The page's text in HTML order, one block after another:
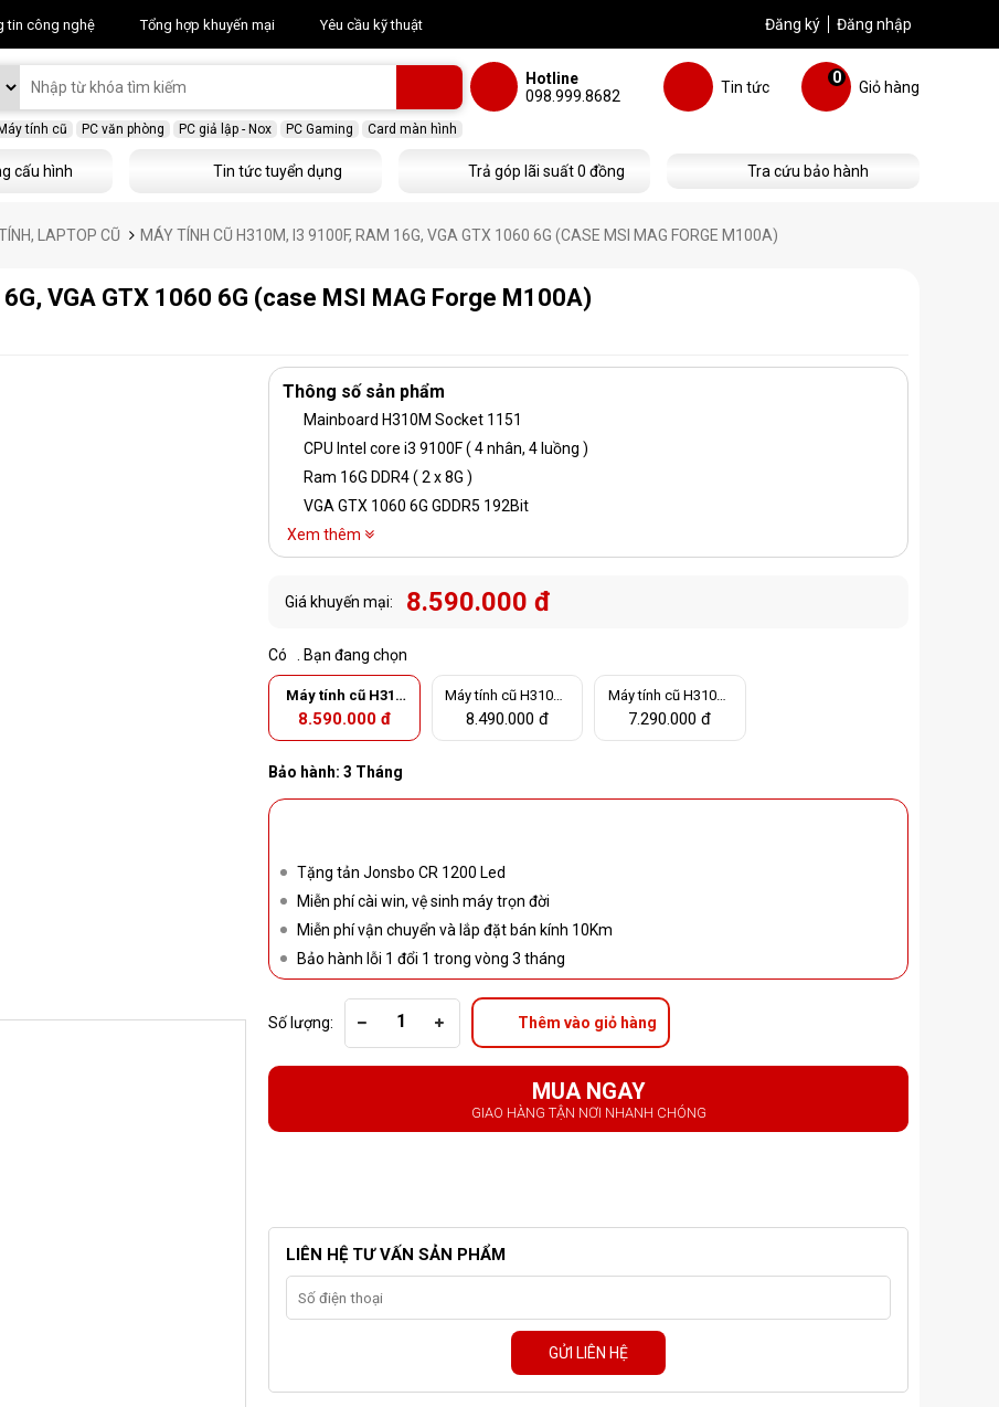
tin công nghệ Tổng hợp khuyến mại Yêu cầu kỹ thuật Đăng ký Đăng nhập
Máy tính cũ PC văn phòng PC giả lập - Nox PC Gaming Card màn hình
Hotline
098.999.8682
Tin tức Giỏ hàng
0
cấu hình Tin tức tuyển dụng Trả góp lãi suất 0 đồng Tra cứu bảo hành
LAPTOP CŨ MÁY TÍNH CŨ H310M, I3 9100F, RAM 16G, VGA GTX 1060 6G (CASE MSI MAG FORGE M100A)
VGA GTX 1060 6G (case MSI MAG Forge M100A)
Thông số sản phẩm
Mainboard H310M Socket 1151
CPU Intel core i3 9100F ( 4 nhân, 4 luồng )
Ram 16G DDR4 ( 2 x 8G )
VGA GTX 1060 6G GDDR5 192Bit
Xem thêm
Giá khuyến mại: 8.590.000 đ
Có . Bạn đang chọn
Máy tính cũ H310
M, i3 9100F, Ram 1
6G, VGA GTX 1060
6G (case MSI MA
G Forge M100A)
8.590.000 đ
Máy tính cũ H310M,
i3 9100F, Ram 16G,
VGA GTX 1060 6G
8.490.000 đ
Máy tính cũ H310M,
i3 9100F, Ram 8G D
DR4, VGA GTX 1050
Ti 4G (case MSI MA
7.290.000 đ
Bảo hành: 3 Tháng
Tặng tản Jonsbo CR 1200 Led
Miễn phí cài win, vệ sinh máy trọn đời
Miễn phí vận chuyển và lắp đặt bán kính 10Km
Bảo hành lỗi 1 đổi 1 trong vòng 3 tháng
Số lượng: Thêm vào giỏ hàng
MUA NGAY
GIAO HÀNG TẬN NƠI NHANH CHÓNG
LIÊN HỆ TƯ VẤN SẢN PHẨM
GỬI LIÊN HỆ